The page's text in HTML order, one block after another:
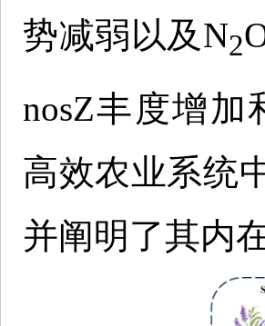
势减弱以及N2
nosZ丰度增加
高效农业系统
并阐明了其内